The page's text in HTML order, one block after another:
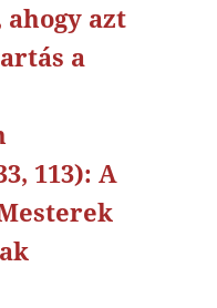
azt
a
113): A